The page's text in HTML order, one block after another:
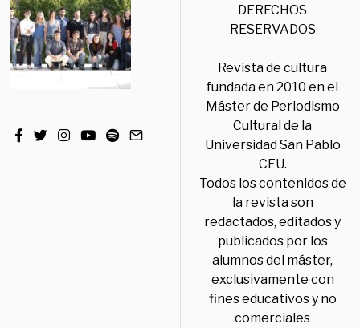
DERECHOS
RESERVADOS
Revista de cultura
fundada en 2010 en el
Máster de Periodismo
Cultural de la
Universidad San Pablo
CEU.
Todos los contenidos de
la revista son
redactados, editados y
publicados por los
alumnos del máster,
exclusivamente con
fines educativos y no
comerciales